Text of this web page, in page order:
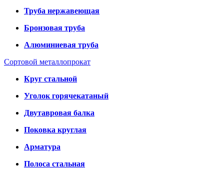
Труба нержавеющая
Бронзовая труба
Алюминиевая труба
Сортовой металлопрокат
Круг стальной
Уголок горячекатаный
Двутавровая балка
Поковка круглая
Арматура
Полоса стальная